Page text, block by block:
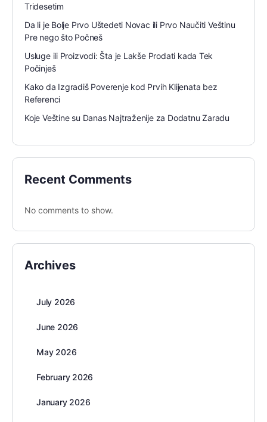
Tridesetim
Da li je Bolje Prvo Uštedeti Novac ili Prvo Naučiti Veštinu
Pre nego što Počneš
Usluge ili Proizvodi: Šta je Lakše Prodati kada Tek
Počinješ
Kako da Izgradiš Poverenje kod Prvih Klijenata bez
Referenci
Koje Veštine su Danas Najtraženije za Dodatnu Zaradu
Recent Comments
No comments to show.
Archives
July 2026
June 2026
May 2026
February 2026
January 2026